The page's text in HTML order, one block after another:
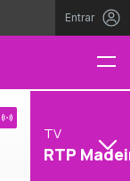
Entrar
TV
RTP